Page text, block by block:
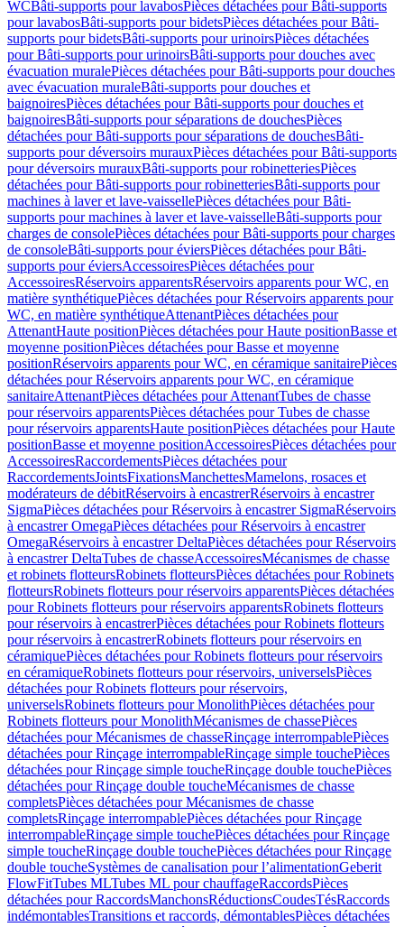
WCBâti-supports pour lavabosPièces détachées pour Bâti-supports
pour lavabosBâti-supports pour bidetsPièces détachées pour Bâti-
supports pour bidetsBâti-supports pour urinoirsPièces détachées
pour Bâti-supports pour urinoirsBâti-supports pour douches avec
évacuation muralePièces détachées pour Bâti-supports pour douches
avec évacuation muraleBâti-supports pour douches et
baignoiresPièces détachées pour Bâti-supports pour douches et
baignoiresBâti-supports pour séparations de douchesPièces
détachées pour Bâti-supports pour séparations de douchesBâti-
supports pour déversoirs murauxPièces détachées pour Bâti-supports
pour déversoirs murauxBâti-supports pour robinetteriesPièces
détachées pour Bâti-supports pour robinetteriesBâti-supports pour
machines à laver et lave-vaissellePièces détachées pour Bâti-
supports pour machines à laver et lave-vaisselleBâti-supports pour
charges de consolePièces détachées pour Bâti-supports pour charges
de consoleBâti-supports pour éviersPièces détachées pour Bâti-
supports pour éviersAccessoiresPièces détachées pour
AccessoiresRéservoirs apparentsRéservoirs apparents pour WC, en
matière synthétiquePièces détachées pour Réservoirs apparents pour
WC, en matière synthétiqueAttenantPièces détachées pour
AttenantHaute positionPièces détachées pour Haute positionBasse et
moyenne positionPièces détachées pour Basse et moyenne
positionRéservoirs apparents pour WC, en céramique sanitairePièces
détachées pour Réservoirs apparents pour WC, en céramique
sanitaireAttenantPièces détachées pour AttenantTubes de chasse
pour réservoirs apparentsPièces détachées pour Tubes de chasse
pour réservoirs apparentsHaute positionPièces détachées pour Haute
positionBasse et moyenne positionAccessoiresPièces détachées pour
AccessoiresRaccordementsPièces détachées pour
RaccordementsJointsFixationsManchettesMamelons, rosaces et
modérateurs de débitRéservoirs à encastrerRéservoirs à encastrer
SigmaPièces détachées pour Réservoirs à encastrer SigmaRéservoirs
à encastrer OmegaPièces détachées pour Réservoirs à encastrer
OmegaRéservoirs à encastrer DeltaPièces détachées pour Réservoirs
à encastrer DeltaTubes de chasseAccessoiresMécanismes de chasse
et robinets flotteursRobinets flotteursPièces détachées pour Robinets
flotteursRobinets flotteurs pour réservoirs apparentsPièces détachées
pour Robinets flotteurs pour réservoirs apparentsRobinets flotteurs
pour réservoirs à encastrerPièces détachées pour Robinets flotteurs
pour réservoirs à encastrerRobinets flotteurs pour réservoirs en
céramiquePièces détachées pour Robinets flotteurs pour réservoirs
en céramiqueRobinets flotteurs pour réservoirs, universelsPièces
détachées pour Robinets flotteurs pour réservoirs,
universelsRobinets flotteurs pour MonolithPièces détachées pour
Robinets flotteurs pour MonolithMécanismes de chassePièces
détachées pour Mécanismes de chasseRinçage interrompablePièces
détachées pour Rinçage interrompableRinçage simple touchePièces
détachées pour Rinçage simple toucheRinçage double touchePièces
détachées pour Rinçage double toucheMécanismes de chasse
completsPièces détachées pour Mécanismes de chasse
completsRinçage interrompablePièces détachées pour Rinçage
interrompableRinçage simple touchePièces détachées pour Rinçage
simple toucheRinçage double touchePièces détachées pour Rinçage
double toucheSystèmes de canalisation pour l’alimentationGeberit
FlowFitTubes MLTubes ML pour chauffageRaccordsPièces
détachées pour RaccordsManchonsRéductionsCoudesTésRaccords
indémontablesTransitions et raccords, démontablesPièces détachées